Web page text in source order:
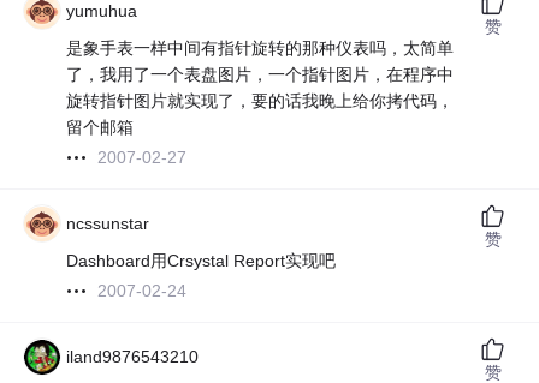
yumuhua
是象手表一样中间有指针旋转的那种仪表吗，太简单
了，我用了一个表盘图片，一个指针图片，在程序中
旋转指针图片就实现了，要的话我晚上给你拷代码，
留个邮箱
2007-02-27
赞
ncssunstar
Dashboard用Crsystal Report实现吧
2007-02-24
赞
iland9876543210
赞